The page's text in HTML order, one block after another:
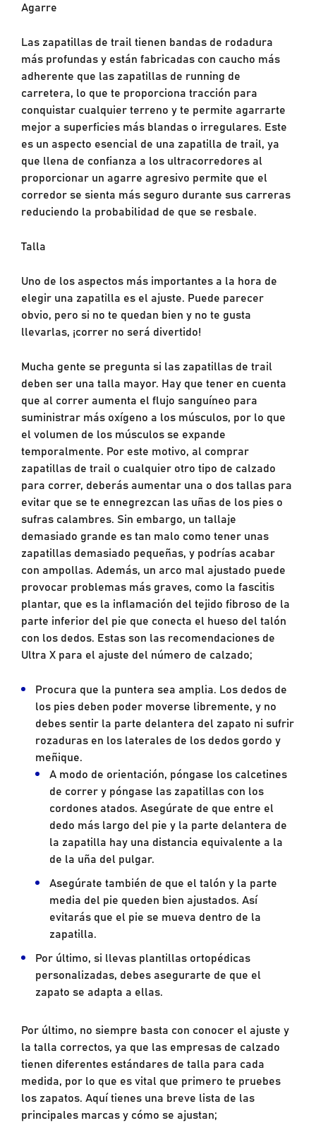
Agarre
Las zapatillas de trail tienen bandas de rodadura
más profundas y están fabricadas con caucho más
adherente que las zapatillas de running de
carretera, lo que te proporciona tracción para
conquistar cualquier terreno y te permite agarrarte
mejor a superficies más blandas o irregulares. Este
es un aspecto esencial de una zapatilla de trail, ya
que llena de confianza a los ultracorredores al
proporcionar un agarre agresivo permite que el
corredor se sienta más seguro durante sus carreras
reduciendo la probabilidad de que se resbale.
Talla
Uno de los aspectos más importantes a la hora de
elegir una zapatilla es el ajuste. Puede parecer
obvio, pero si no te quedan bien y no te gusta
llevarlas, ¡correr no será divertido!
Mucha gente se pregunta si las zapatillas de trail
deben ser una talla mayor. Hay que tener en cuenta
que al correr aumenta el flujo sanguíneo para
suministrar más oxígeno a los músculos, por lo que
el volumen de los músculos se expande
temporalmente. Por este motivo, al comprar
zapatillas de trail o cualquier otro tipo de calzado
para correr, deberás aumentar una o dos tallas para
evitar que se te ennegrezcan las uñas de los pies o
sufras calambres. Sin embargo, un tallaje
demasiado grande es tan malo como tener unas
zapatillas demasiado pequeñas, y podrías acabar
con ampollas. Además, un arco mal ajustado puede
provocar problemas más graves, como la fascitis
plantar, que es la inflamación del tejido fibroso de la
parte inferior del pie que conecta el hueso del talón
con los dedos. Estas son las recomendaciones de
Ultra X para el ajuste del número de calzado;
Procura que la puntera sea amplia. Los dedos de
los pies deben poder moverse libremente, y no
debes sentir la parte delantera del zapato ni sufrir
rozaduras en los laterales de los dedos gordo y
meñique.
A modo de orientación, póngase los calcetines
de correr y póngase las zapatillas con los
cordones atados. Asegúrate de que entre el
dedo más largo del pie y la parte delantera de
la zapatilla hay una distancia equivalente a la
de la uña del pulgar.
Asegúrate también de que el talón y la parte
media del pie queden bien ajustados. Así
evitarás que el pie se mueva dentro de la
zapatilla.
Por último, si llevas plantillas ortopédicas
personalizadas, debes asegurarte de que el
zapato se adapta a ellas.
Por último, no siempre basta con conocer el ajuste y
la talla correctos, ya que las empresas de calzado
tienen diferentes estándares de talla para cada
medida, por lo que es vital que primero te pruebes
los zapatos. Aquí tienes una breve lista de las
principales marcas y cómo se ajustan;